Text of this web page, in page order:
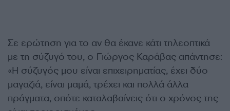
Σε ερώτηση για το αν θα έκανε κάτι τηλεοπτικά
με τη σύζυγό του, ο Γιώργος Καράβας απάντησε:
«Η σύζυγός μου είναι επιχειρηματίας, έχει δύο
μαγαζιά, είναι μαμά, τρέχει και πολλά άλλα
πράγματα, οπότε καταλαβαίνεις ότι ο χρόνος της